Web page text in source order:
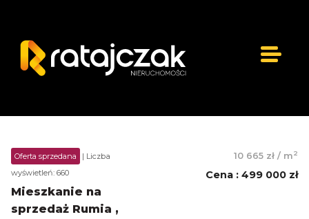
Oferta sprzedana
| Liczba
wyświetleń: 660
Mieszkanie na
sprzedaż Rumia ,
10 665 zł / m2
Cena : 499 000 zł